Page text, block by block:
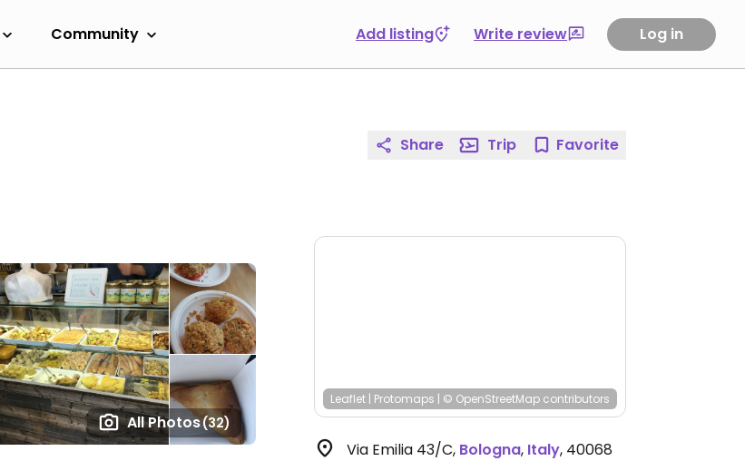
Community Add listing Write review Log in
All Photos(32)
Share Trip Favorite
Leaflet | Protomaps | © OpenStreetMap contributors
Via Emilia 43/C, Bologna, Italy, 40068